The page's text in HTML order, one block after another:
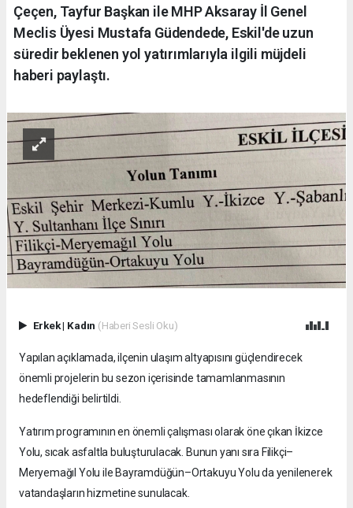
Çeçen, Tayfur Başkan ile MHP Aksaray İl Genel
Meclis Üyesi Mustafa Güdendede, Eskil'de uzun
süredir beklenen yol yatırımlarıyla ilgili müjdeli
haberi paylaştı.
Erkek| Kadın (Haberi Sesli Oku)
Yapılan açıklamada, ilçenin ulaşım altyapısını güçlendirecek
önemli projelerin bu sezon içerisinde tamamlanmasının
hedeflendiği belirtildi.
Yatırım programının en önemli çalışması olarak öne çıkan İkizce
Yolu, sıcak asfaltla buluşturulacak. Bunun yanı sıra Filikçi–
Meryemağıl Yolu ile Bayramdüğün–Ortakuyu Yolu da yenilenerek
vatandaşların hizmetine sunulacak.